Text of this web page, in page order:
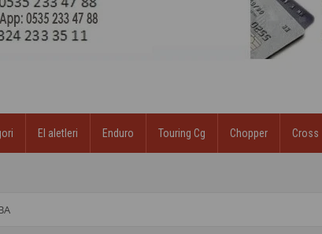
El aletleri Enduro Touring Cg Chopper Cross